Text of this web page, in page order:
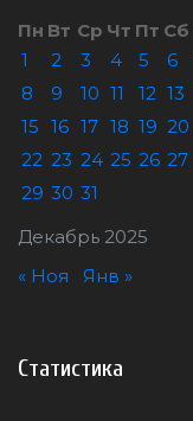
Декабрь 2025
Пн Вт Ср Чт Пт Сб
1
2 3 4 5 6
8
9 10 11 12 13
15 16 17 18 19 20
22 23 24 25 26 27
29 30 31
« Ноя Янв »
Статистика